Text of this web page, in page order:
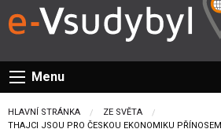
Menu
HLAVNÍ STRÁNKA
ZE SVĚTA
CURRENT:
THAJCI JSOU PRO ČESKOU EKONOMIKU PŘÍNOSEM